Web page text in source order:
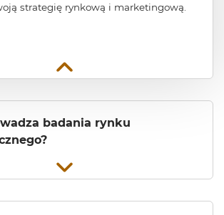
strategię rynkową i marketingową.
badania rynku